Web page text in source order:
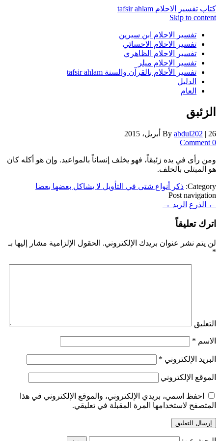
كتاب تفسير الاحلام tafsir ahlam
Skip to content
تفسير الاحلام ابن سيرين
تفسير الاحلام الاحسائي
تفسير الاحلام الظاهري
تفسير الاحلام ميلر
تفسير الأحلام بالقرآن والسنة tafsir ahlam
الدليل
العام
الزئبق
By abdul202 | 26 أبريل، 2015
0 Comment
ومن رأى في يده زئبقاً، فهو يخلف إنساناً بالمواعيد. وإن هو أكله كان
هو المبتلى بالخلف.
Category: ذكر أنواع شتى في التأويل لا يشاكل بعضها بعضا
Post navigation
←
الذرع الزبد →
اترك تعليقاً
لن يتم نشر عنوان بريدك الإلكتروني. الحقول الإلزامية مشار إليها بـ
*
التعليق
الاسم *
البريد الإلكتروني *
الموقع الإلكتروني
احفظ اسمي، بريدي الإلكتروني، والموقع الإلكتروني في هذا
المتصفح لاستخدامها المرة المقبلة في تعليقي.